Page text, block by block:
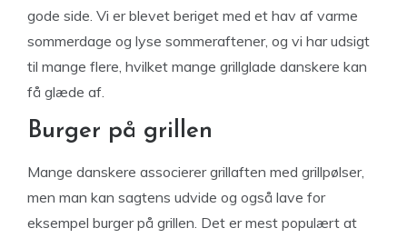
gode side. Vi er blevet beriget med et hav af varme
sommerdage og lyse sommeraftener, og vi har udsigt
til mange flere, hvilket mange grillglade danskere kan
få glæde af.
Burger på grillen
Mange danskere associerer grillaften med grillpølser,
men man kan sagtens udvide og også lave for
eksempel burger på grillen. Det er mest populært at